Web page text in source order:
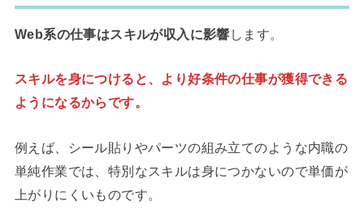
Web系の仕事はスキルが収入に影響 します。
スキルを身につけると、より好条件の仕事が獲得できる
ようになるからです。
例えば、シール貼りやパーツの組み立てのような内職の
単純作業では、特別なスキルは身につかないので単価が
上がりにくいものです。